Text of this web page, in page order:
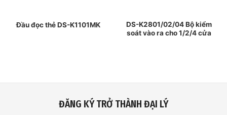
Đầu đọc thẻ DS-K1101MK
DS-K2801/02/04 Bộ kiểm
soát vào ra cho 1/2/4 cửa
ĐĂNG KÝ TRỞ THÀNH ĐẠI LÝ